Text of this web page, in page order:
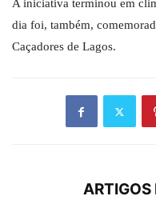
A iniciativa terminou em
dia foi, também,
Caçadores de Lagos.
ARTIGOS